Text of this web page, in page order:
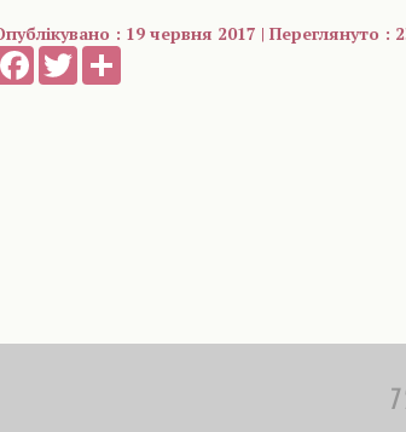
: 19 червня 2017 | Переглянуто :
FacebookTwitter